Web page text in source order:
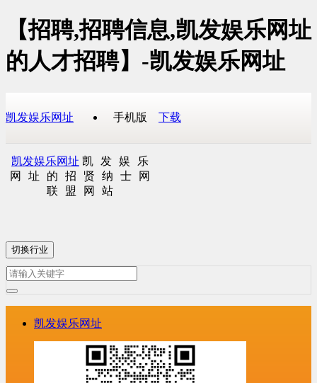
【招聘,招聘信息,凯发娱乐网址
的人才招聘】-凯发娱乐网址
凯发娱乐网址 手机版 下载
凯发娱乐网址 凯发娱乐
网址的招贤纳士网
联盟网站
切换行业
凯发娱乐网址